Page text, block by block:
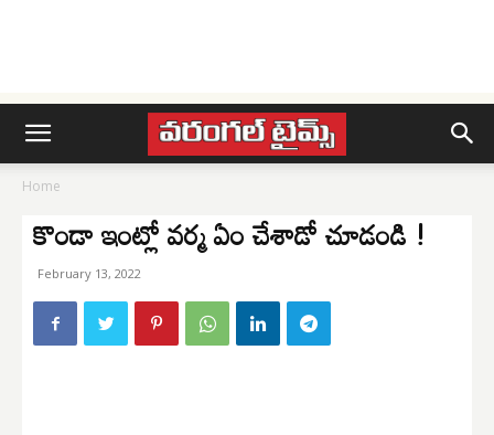
Home
కొండా ఇంట్లో వర్మ ఏం చేశాడో చూడండి !
February 13, 2022